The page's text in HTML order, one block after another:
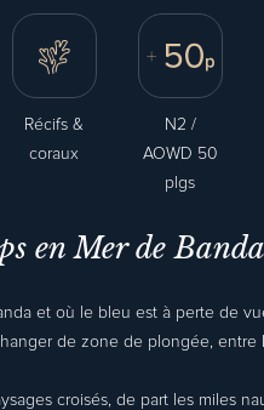
Récifs &
coraux
N2 /
AOWD 50
plgs
en Mer de Banda
et où le bleu est à perte de
de zone de plongée, entre
croisés, de part les miles